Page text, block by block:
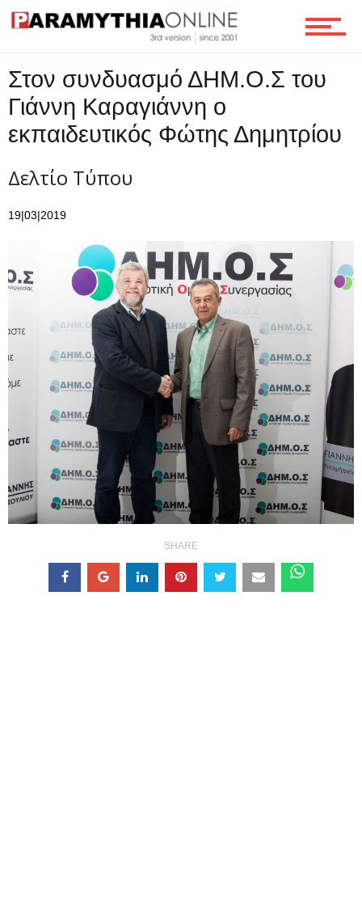
Επικοινωνία
Στον συνδυασμό ΔΗΜ.Ο.Σ του
Γιάννη Καραγιάννη ο
εκπαιδευτικός Φώτης Δημητρίου
Δελτίο Τύπου
19|03|2019
SHARE